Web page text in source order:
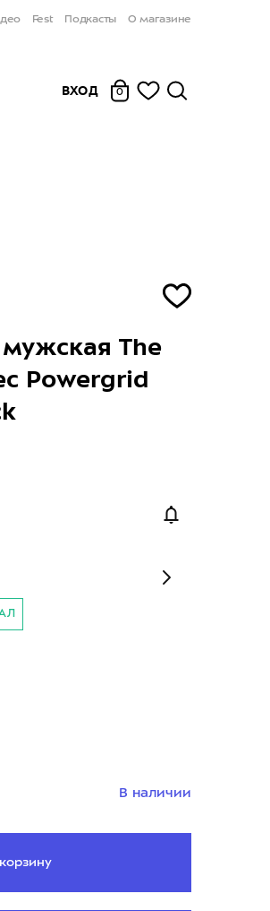
Fest Подкасты О магазине
ВХОД 0
The
Powergrid
В наличии